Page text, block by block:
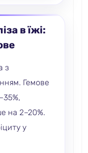
в їжі:
з
Гемове
на 2–20%.
у